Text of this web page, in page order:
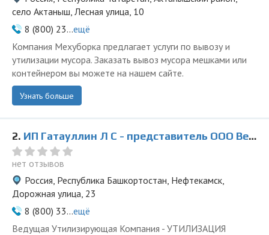
село Актаныш, Лесная улица, 10
8 (800) 23...ещё
Компания Мехуборка предлагает услуги по вывозу и
утилизации мусора. Заказать вывоз мусора мешками или
контейнером вы можете на нашем сайте.
Узнать больше
2. ИП Гатауллин Л С - представитель ООО Ведущая Утилизирующая Компания
нет отзывов
Россия, Республика Башкортостан, Нефтекамск,
Дорожная улица, 23
8 (800) 33...ещё
Ведущая Утилизирующая Компания - УТИЛИЗАЦИЯ